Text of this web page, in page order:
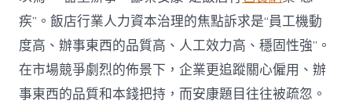
疾”。飯店行業人力資本治理的焦點訴求是“員工機動
度高、辦事東西的品質高、人工效力高、穩固性強”。
在市場競爭劇烈的佈景下，企業更追蹤關心僱用、辦
事東西的品質和本錢把持，而安康題目往往被疏忽。